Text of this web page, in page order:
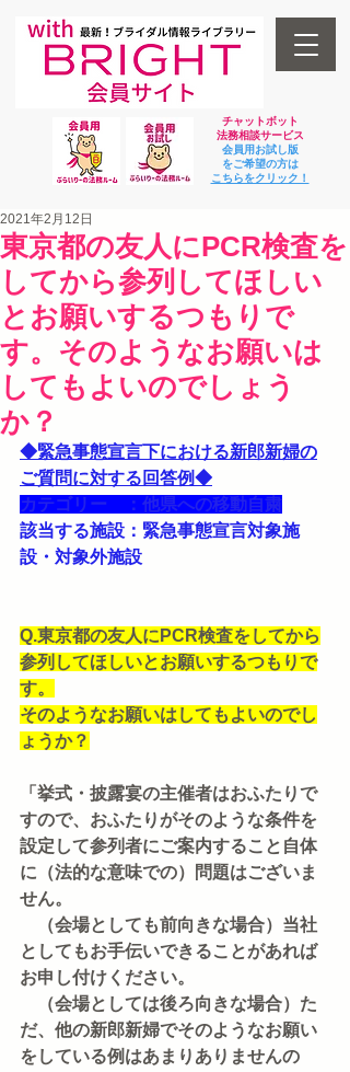
チャットボット
法務相談サービス
会員用お試し版
をご希望の方は
​こちらをクリック！
東京都の友人にPCR検査を
してから参列してほしい
とお願いするつもりで
す。そのようなお願いは
してもよいのでしょう
か？
2021年2月12日
◆緊急事態宣言下における新郎新婦の
ご質問に対する回答例◆
カテゴリー　：他県への移動自粛
該当する施設：緊急事態宣言対象施
設・対象外施設
Q.東京都の友人にPCR検査をしてから
参列してほしいとお願いするつもりで
す。
そのようなお願いはしてもよいのでし
ょうか？
「挙式・披露宴の主催者はおふたりで
すので、おふたりがそのような条件を
設定して参列者にご案内すること自体
に（法的な意味での）問題はございま
せん。
（会場としても前向きな場合）当社
としてもお手伝いできることがあれば
お申し付けください。
（会場としては後ろ向きな場合）た
だ、他の新郎新婦でそのようなお願い
をしている例はあまりありませんの